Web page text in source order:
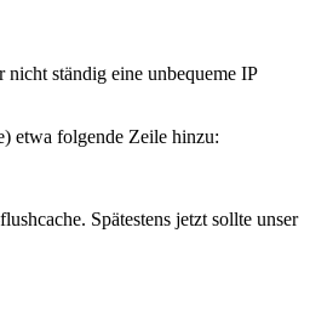
ständig eine unbequeme IP
etwa folgende Zeile hinzu:
. Spätestens jetzt sollte unser